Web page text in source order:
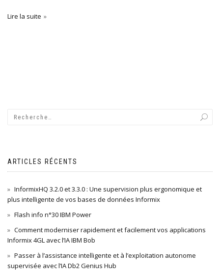
Lire la suite
ARTICLES RÉCENTS
InformixHQ 3.2.0 et 3.3.0 : Une supervision plus ergonomique et
plus intelligente de vos bases de données Informix
Flash info n°30 IBM Power
Comment moderniser rapidement et facilement vos applications
Informix 4GL avec l’IA IBM Bob
Passer à l’assistance intelligente et à l’exploitation autonome
supervisée avec l’IA Db2 Genius Hub